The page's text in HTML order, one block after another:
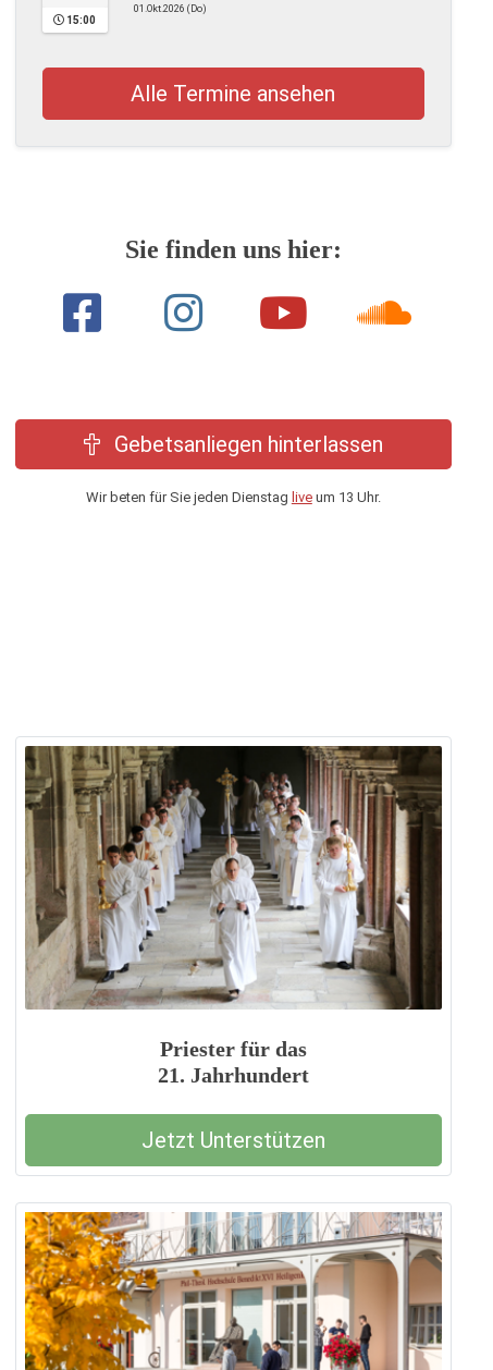
15:00
01.Okt.2026 (Do)
Alle Termine ansehen
Sie finden uns hier:
Gebetsanliegen hinterlassen
Wir beten für Sie jeden Dienstag liveum 13 Uhr.
Priester für das
21. Jahrhundert
Jetzt Unterstützen